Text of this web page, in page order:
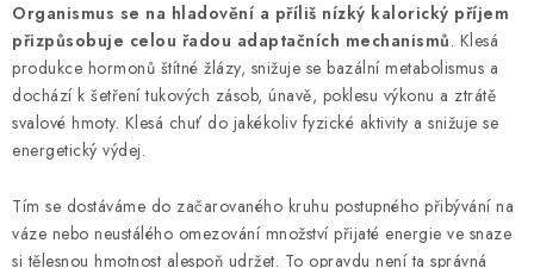
Organismus se na hladovění a příliš nízký kalorický příjem
přizpůsobuje celou řadou adaptačních mechanismů. Klesá
produkce hormonů štítné žlázy, snižuje se bazální metabolismus a
dochází k šetření tukových zásob, únavě, poklesu výkonu a ztrátě
svalové hmoty. Klesá chuť do jakékoliv fyzické aktivity a snižuje se
energetický výdej.
Tím se dostáváme do začarovaného kruhu postupného přibývání na
váze nebo neustálého omezování množství přijaté energie ve snaze
si tělesnou hmotnost alespoň udržet. To opravdu není ta správná